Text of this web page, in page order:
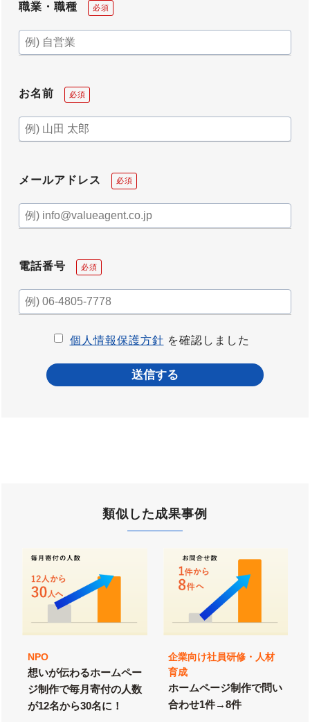
職業・職種 必須
お名前 必須
メールアドレス 必須
電話番号 必須
個人情報保護方針 を確認しました
類似した成果事例
NPO
想いが伝わるホームペー
ジ制作で毎月寄付の人数
が12名から30名に！
企業向け社員研修・人材
育成
ホームページ制作で問い
合わせ1件→8件